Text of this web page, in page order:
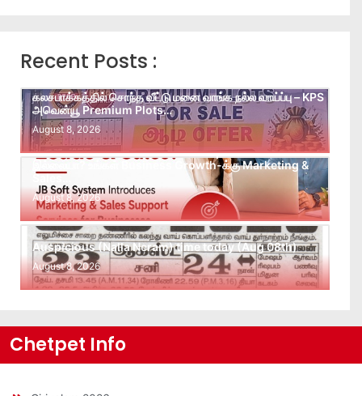
Recent Posts :
கலசபாக்கத்தில் சொந்த வீட்டு மனை வாங்க நல்ல வாய்ப்பு – KPS
அவென்யூ Premium Plots…
August 8, 2026
Leads கிடைக்கவில்லையா? Follow-up செய்ய Team
இல்லையா? உங்கள் Business Growth-க்கு Marketing &
Sales…
August 8, 2026
Auspicious (Nalla Neram) time today (Aug 08th)
August 8, 2026
Chetpet Info